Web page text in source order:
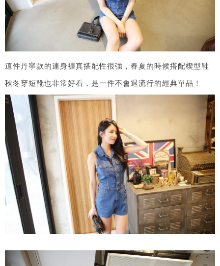
這件丹寧款的連身褲真搭配性很強，春夏的時候搭配楔型鞋
秋冬穿短靴也非常好看，是一件不會退流行的經典單品！